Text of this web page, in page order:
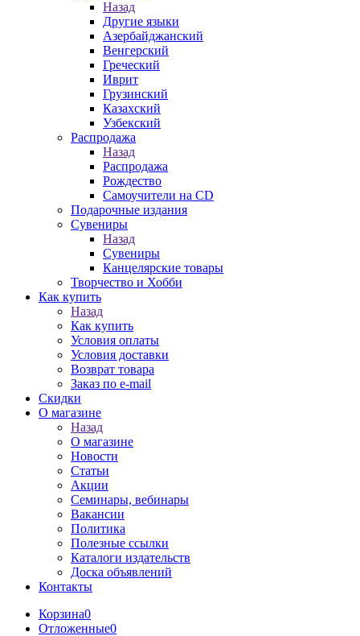
Назад
Другие языки
Азербайджанский
Венгерский
Греческий
Иврит
Грузинский
Казахский
Узбекский
Распродажа
Назад
Распродажа
Рождество
Самоучители на CD
Подарочные издания
Сувениры
Назад
Сувениры
Канцелярские товары
Творчество и Хобби
Как купить
Назад
Как купить
Условия оплаты
Условия доставки
Возврат товара
Заказ по e-mail
Скидки
О магазине
Назад
О магазине
Новости
Статьи
Акции
Семинары, вебинары
Вакансии
Политика
Полезные ссылки
Каталоги издательств
Доска объявлений
Контакты
Корзина0
Отложенные0